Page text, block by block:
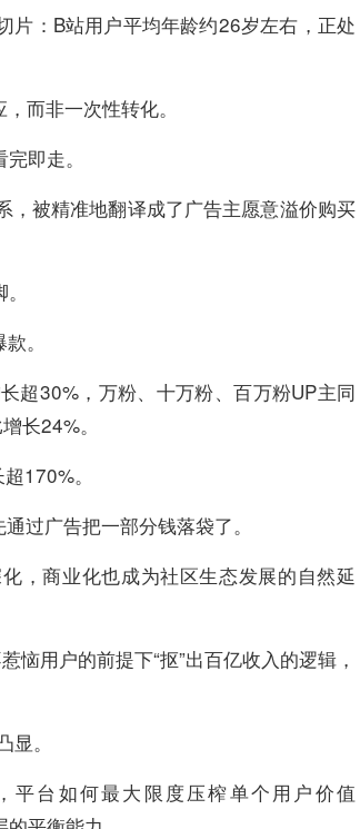
片：B站用户平均年龄约26岁左右，正处
而非一次性转化。
即走。
，被精准地翻译成了广告主愿意溢价购买
。
超30%，万粉、十万粉、百万粉UP主同
长24%。
170%。
过广告把一部分钱落袋了。
，商业化也成为社区生态发展的自然延
用户的前提下“抠”出百亿收入的逻辑，
。
平台如何最大限度压榨单个用户价值